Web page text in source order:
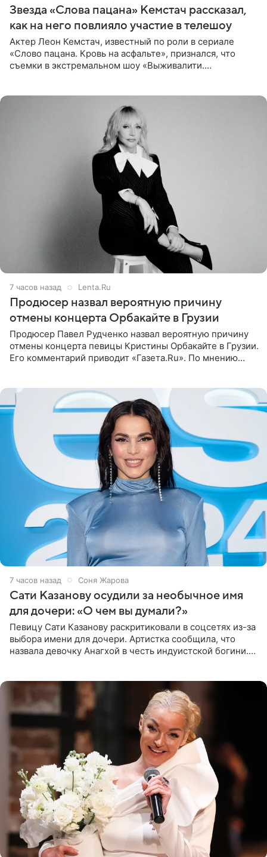
Звезда «Слова пацана» Кемстач рассказал,
как на него повлияло участие в телешоу
Актер Леон Кемстач, известный по роли в сериале
«Слово пацана. Кровь на асфальте», признался, что
съемки в экстремальном шоу «Выживалити.
7 часов назад Lenta.Ru
Продюсер назвал вероятную причину
отмены концерта Орбакайте в Грузии
Продюсер Павел Рудченко назвал вероятную причину
отмены концерта певицы Кристины Орбакайте в Грузии.
Его комментарий приводит «Газета.Ru». По мнению
7 часов назад Соня Жарова
Сати Казанову осудили за необычное имя
для дочери: «О чем вы думали?»
Певицу Сати Казанову раскритиковали в соцсетях из-за
выбора имени для дочери. Артистка сообщила, что
назвала девочку Анагхой в честь индуистской богини.